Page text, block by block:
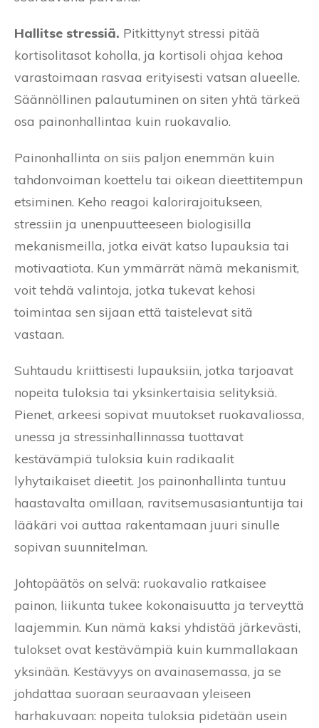
Hallitse stressiä. Pitkittynyt stressi pitää
kortisolitasot koholla, ja kortisoli ohjaa kehoa
varastoimaan rasvaa erityisesti vatsan alueelle.
Säännöllinen palautuminen on siten yhtä tärkeä
osa painonhallintaa kuin ruokavalio.
Painonhallinta on siis paljon enemmän kuin
tahdonvoiman koettelu tai oikean dieettitempun
etsiminen. Keho reagoi kalorirajoitukseen,
stressiin ja unenpuutteeseen biologisilla
mekanismeilla, jotka eivät katso lupauksia tai
motivaatiota. Kun ymmärrät nämä mekanismit,
voit tehdä valintoja, jotka tukevat kehosi
toimintaa sen sijaan että taistelevat sitä
vastaan.
Suhtaudu kriittisesti lupauksiin, jotka tarjoavat
nopeita tuloksia tai yksinkertaisia selityksiä.
Pienet, arkeesi sopivat muutokset ruokavaliossa,
unessa ja stressinhallinnassa tuottavat
kestävämpiä tuloksia kuin radikaalit
lyhytaikaiset dieetit. Jos painonhallinta tuntuu
haastavalta omillaan, ravitsemusasiantuntija tai
lääkäri voi auttaa rakentamaan juuri sinulle
sopivan suunnitelman.
Johtopäätös on selvä: ruokavalio ratkaisee
painon, liikunta tukee kokonaisuutta ja terveyttä
laajemmin. Kun nämä kaksi yhdistää järkevästi,
tulokset ovat kestävämpiä kuin kummallakaan
yksinään. Kestävyys on avainasemassa, ja se
johdattaa suoraan seuraavaan yleiseen
harhakuvaan: nopeita tuloksia pidetään usein